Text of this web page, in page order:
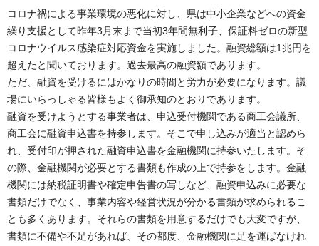
コロナ禍による事業環境の悪化に対し、県は中小企業などへの資金
繰り支援として昨年3月末まで当初3年間無利子、保証料ゼロの新型
コロナウイルス感染症対応資金を実施しました。融資総額は1兆円を
超えたと聞いております。過去最高の融資額であります。
ただ、融資を受けるにはかなりの時間と労力が必要になります。議
場にいらっしゃる皆様もよく御承知のとおりであります。
融資を受けようとする事業者は、申込受付機関である商工会議所、
商工会に融資申込書を持参します。そこで申し込みが適当と認めら
れ、受付印が押された融資申込書を金融機関に持参いたします。そ
の際、金融機関が必要とする書類も作成の上で持参をします。金融
機関には納税証明書や確定申告書の写しなど、融資申込みに必要な
書類だけでなく、事業内容や経営状況が分かる書類が求められるこ
とも多くあります。それらの書類を用意するだけでも大変ですが、
書類に不備や不足があれば、その都度、金融機関に足を運ばなけれ